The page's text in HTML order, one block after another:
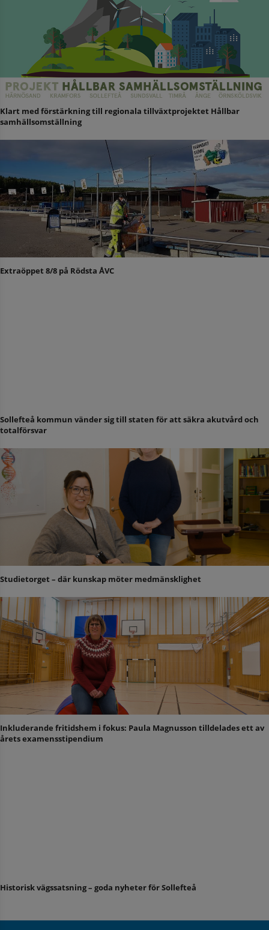
Klart med förstärkning till regionala tillväxtprojektet Hållbar
samhällsomställning
Extraöppet 8/8 på Rödsta ÅVC
Sollefteå kommun vänder sig till staten för att säkra akutvård och
totalförsvar
Studietorget – där kunskap möter medmänsklighet
Inkluderande fritidshem i fokus: Paula Magnusson tilldelades ett av
årets examensstipendium
Historisk vägssatsning – goda nyheter för Sollefteå